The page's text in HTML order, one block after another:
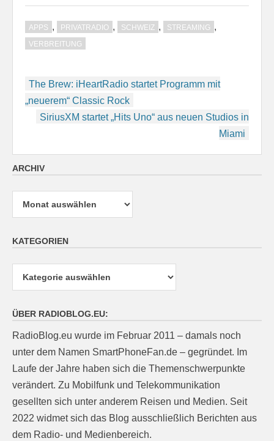
APPS , PRIVATRADIO , SCHWEIZ , STREAMING ,
VERBREITUNG
Beitragsnavigation
The Brew: iHeartRadio startet Programm mit
„neuerem“ Classic Rock
SiriusXM startet „Hits Uno“ aus neuen Studios in
Miami
ARCHIV
Archiv
KATEGORIEN
ÜBER RADIOBLOG.EU:
RadioBlog.eu wurde im Februar 2011 – damals noch
unter dem Namen SmartPhoneFan.de – gegründet. Im
Laufe der Jahre haben sich die Themenschwerpunkte
verändert. Zu Mobilfunk und Telekommunikation
gesellten sich unter anderem Reisen und Medien. Seit
2022 widmet sich das Blog ausschließlich Berichten aus
dem Radio- und Medienbereich.